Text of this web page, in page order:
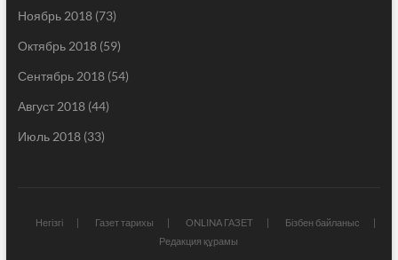
Ноябрь 2018(73)
Октябрь 2018(59)
Сентябрь 2018(54)
Август 2018(44)
Июль 2018(33)
Негізгі Газет тарихы ONLINA ГАЗЕТ
Бізбен байланыс
Редакция құрамы